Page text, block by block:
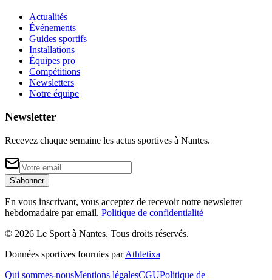
Actualités
Événements
Guides sportifs
Installations
Équipes pro
Compétitions
Newsletters
Notre équipe
Newsletter
Recevez chaque semaine les actus sportives à Nantes.
S'abonner
En vous inscrivant, vous acceptez de recevoir notre newsletter
hebdomadaire par email. Politique de confidentialité
© 2026 Le Sport à Nantes. Tous droits réservés.
Données sportives fournies par Athletixa
Qui sommes-nousMentions légalesCGUPolitique de